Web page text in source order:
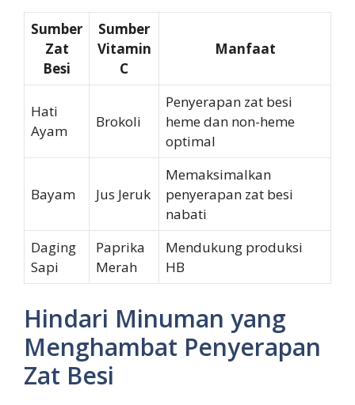
Sumber
Zat
Besi
Sumber
Vitamin
C
Manfaat
Hati
Ayam
Brokoli
Penyerapan zat besi
heme dan non-heme
optimal
Bayam Jus Jeruk
Memaksimalkan
penyerapan zat besi
nabati
Daging
Sapi
Paprika
Merah
Mendukung produksi
HB
Hindari Minuman yang
Menghambat Penyerapan
Zat Besi